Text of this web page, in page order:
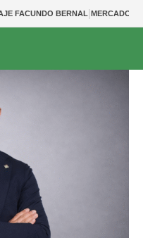
FACUNDO BERNAL|MERCADO